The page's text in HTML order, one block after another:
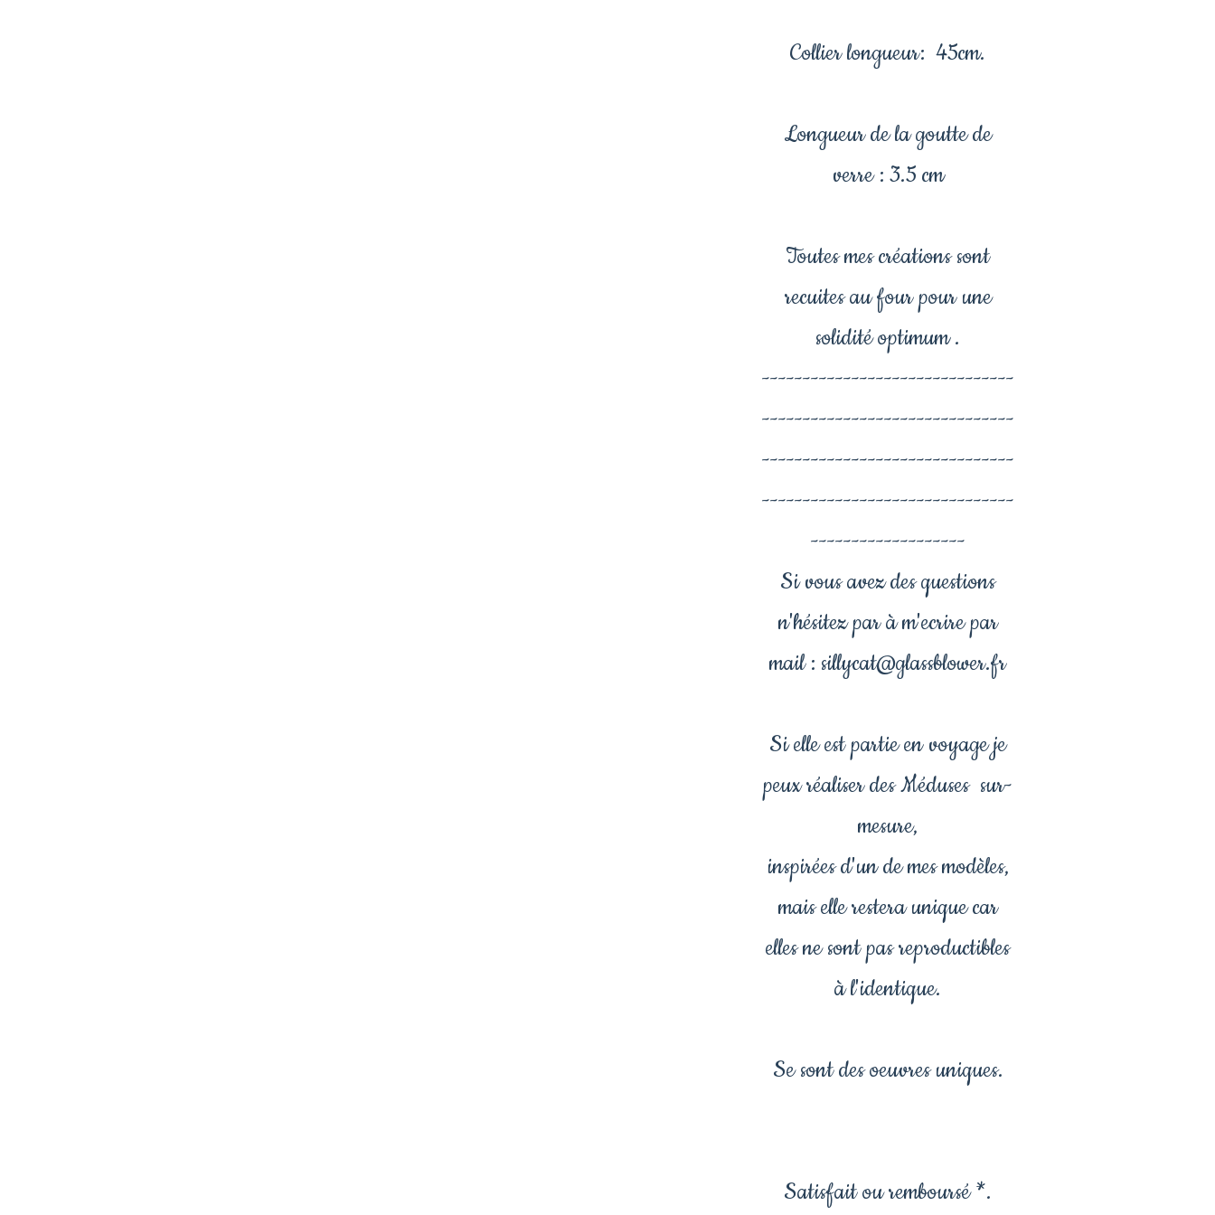
Collier longueur: 45cm.
Longueur de la goutte de
verre : 3.5 cm
Toutes mes créations sont
recuites au four pour une
solidité optimum .
-------------------------------
-------------------------------
-------------------------------
-------------------------------
-------------------
Si vous avez des questions
n'hésitez par à m'ecrire par
mail : sillycat@glassblower.fr
Si elle est partie en voyage je
peux réaliser des Méduses sur-
mesure,
inspirées d'un de mes modèles,
mais elle restera unique car
elles ne sont pas reproductibles
à l'identique.
Se sont des oeuvres uniques.
Satisfait ou remboursé *.